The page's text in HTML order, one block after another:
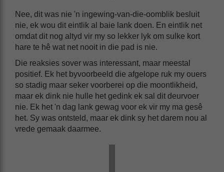
Nee, dit was nie 'n ingewing-van-die-oomblik besluit
nie, ek wou dit eintlik al baie lank doen. En eintlik net
omdat dit nog altyd vir my so lekker lyk om sulke kort
hare te hê wat net nooit in die pad is nie.
Die reaksies sover was interessant, maar meestal
positief. Ek het byvoorbeeld die afgelope ruk my ouers
so stadig maar seker voorberei op die moontlikheid,
maar ek dink nie hulle het gedink ek sal dit deurvoer
nie. Ek het 'n dag lank gewag voor ek vir my ma gesê
het. Sy was ontsteld, maar ek dink sy het darem nou al
vrede gemaak daarmee.